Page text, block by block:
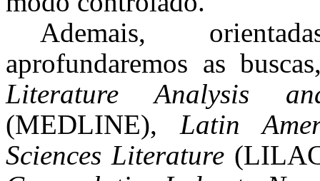
Ademais,
aprofundaremos as
Literature Analysis
(MEDLINE),
Latin
Sciences Literature